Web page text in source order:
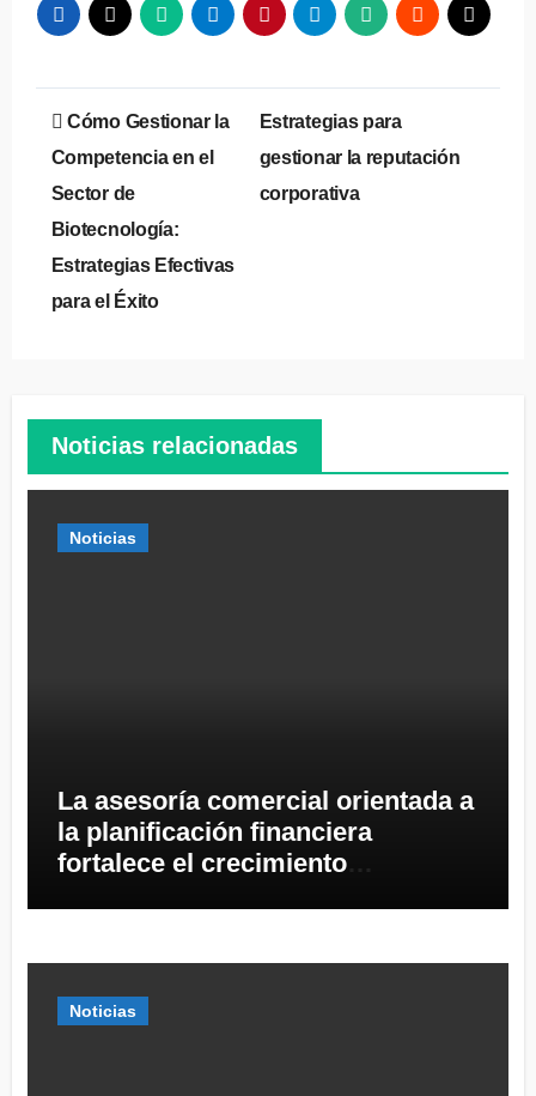
Navegación
de
entradas
Cómo Gestionar la
Competencia en el
Sector de
Biotecnología:
Estrategias Efectivas
para el Éxito
Estrategias para
gestionar la reputación
corporativa
Noticias relacionadas
Noticias
La asesoría comercial orientada a
la planificación financiera
fortalece el crecimiento
Noticias